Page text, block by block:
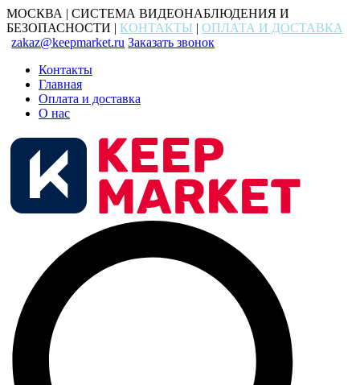
МОСКВА | СИСТЕМА ВИДЕОНАБЛЮДЕНИЯ И
БЕЗОПАСНОСТИ | КОНТАКТЫ | ОПЛАТА И ДОСТАВКА
zakaz@keepmarket.ru Заказать звонок
Контакты
Главная
Оплата и доставка
О нас